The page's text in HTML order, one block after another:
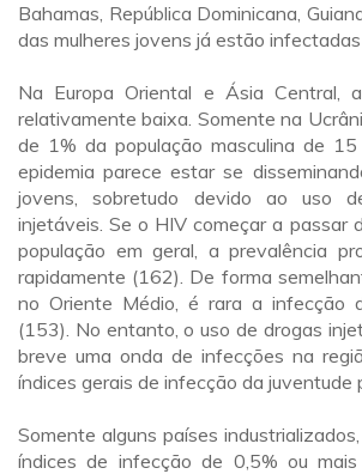
Bahamas, República Dominicana,
das mulheres jovens já estão
Na Europa Oriental e Ásia Central,
relativamente baixa. Somente na
de 1% da população masculina de
epidemia parece estar se
jovens, sobretudo devido ao uso
injetáveis. Se o HIV começar a passar
população em geral, a prevalência
rapidamente (162). De forma
no Oriente Médio, é rara a infecção
(153). No entanto, o uso de drogas
breve uma onda de infecções na
índices gerais de infecção da juventude
Somente alguns países
índices de infecção de 0,5% ou mais